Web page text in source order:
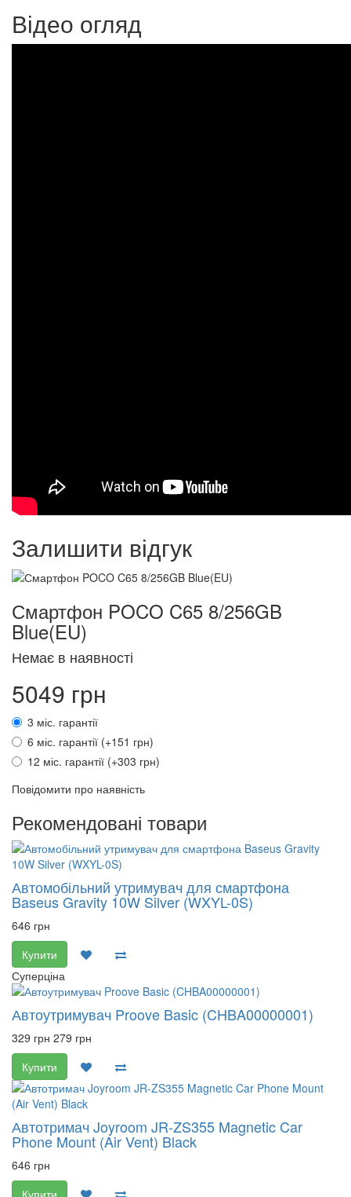
Відео огляд
Залишити відгук
Смартфон POCO C65 8/256GB
Blue(EU)
Немає в наявності
5049 грн
3 міс. гарантії
6 міс. гарантії (+151 грн)
12 міс. гарантії (+303 грн)
Повідомити про наявність
Рекомендовані товари
Автомобільний утримувач для смартфона
Baseus Gravity 10W Silver (WXYL-0S)
646 грн
Купити
Суперціна
Автоутримувач Proove Basic (CHBA00000001)
329 грн 279 грн
Купити
Автотримач Joyroom JR-ZS355 Magnetic Car
Phone Mount (Air Vent) Black
646 грн